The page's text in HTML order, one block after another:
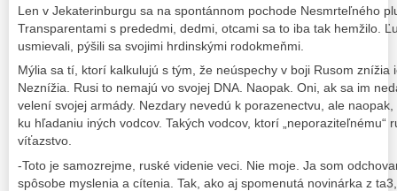
Len v Jekaterinburgu sa na spontánnom pochode Nesmrteľného
Transparentami s prededmi, dedmi, otcami sa to iba tak hemžilo.
usmievali, pýšili sa svojimi hrdinskými rodokmeňmi.
Mýlia sa tí, ktorí kalkulujú s tým, že neúspechy v boji Rusom znížia
Neznížia. Rusi to nemajú vo svojej DNA. Naopak. Oni, ak sa im
velení svojej armády. Nezdary nevedú k porazenectvu, ale
ku hľadaniu iných vodcov. Takých vodcov, ktorí „neporaziteľnému“
víťazstvo.
-Toto je samozrejme, ruské videnie veci. Nie moje. Ja som
spôsobe myslenia a cítenia. Tak, ako aj spomenutá novinárka z